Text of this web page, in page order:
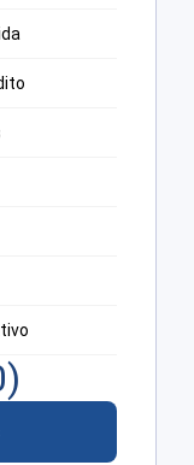
)